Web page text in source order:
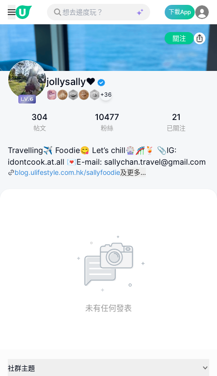
下載App
關注
jollysally❤️
+36
304
帖文
10477
粉絲
21
已關注
Travelling✈️ Foodie😋 Let’s chill🎡🎢🍹 📎IG:
idontcook.at.all 💌E-mail: sallychan.travel@gmail.com
blog.ulifestyle.com.hk/sallyfoodie及更多…
未有任何發表
社群主題